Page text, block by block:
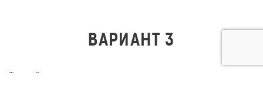
ВАРИАНТ 3
Третий вариант сделали самым минималистичным —